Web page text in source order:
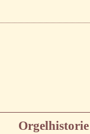
Orgelhistorie